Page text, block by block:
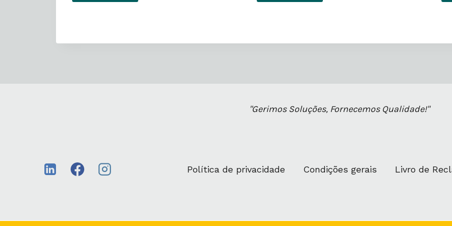
"Gerimos Soluções, Fornecemos Qualidade!"
Política de privacidade Condições gerais Livro de